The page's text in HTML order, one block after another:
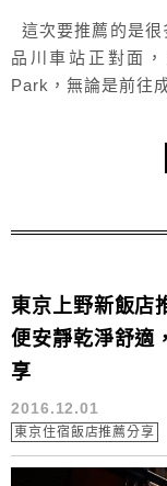
這次要推薦的是很
品川車站正對面
Park，無論是前往
東京上野新飯店
便安靜乾淨舒適
享
2016.12.01
東京住宿飯店推薦分享